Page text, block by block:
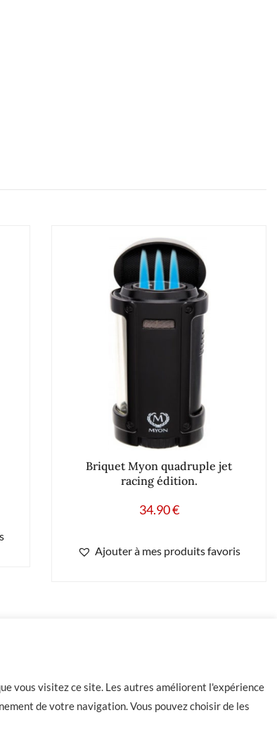
Briquet Myon quadruple jet
racing édition.
34.90€
Ajouter à mes produits favoris
vous visitez ce site. Les autres améliorent l'expérience
de votre navigation. Vous pouvez choisir de les